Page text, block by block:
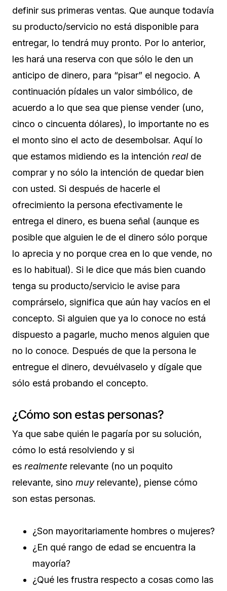
definir sus primeras ventas. Que aunque todavía
su producto/servicio no está disponible para
entregar, lo tendrá muy pronto. Por lo anterior,
les hará una reserva con que sólo le den un
anticipo de dinero, para “pisar” el negocio. A
continuación pídales un valor simbólico, de
acuerdo a lo que sea que piense vender (uno,
cinco o cincuenta dólares), lo importante no es
el monto sino el acto de desembolsar. Aquí lo
que estamos midiendo es la intención realde
comprar y no sólo la intención de quedar bien
con usted. Si después de hacerle el
ofrecimiento la persona efectivamente le
entrega el dinero, es buena señal (aunque es
posible que alguien le de el dinero sólo porque
lo aprecia y no porque crea en lo que vende, no
es lo habitual). Si le dice que más bien cuando
tenga su producto/servicio le avise para
comprárselo, significa que aún hay vacíos en el
concepto. Si alguien que ya lo conoce no está
dispuesto a pagarle, mucho menos alguien que
no lo conoce. Después de que la persona le
entregue el dinero, devuélvaselo y dígale que
sólo está probando el concepto.
¿Cómo son estas personas?
Ya que sabe quién le pagaría por su solución,
cómo lo está resolviendo y si
es realmente relevante (no un poquito
relevante, sino muyrelevante), piense cómo
son estas personas.
¿Son mayoritariamente hombres o mujeres?
¿En qué rango de edad se encuentra la
mayoría?
¿Qué les frustra respecto a cosas como las